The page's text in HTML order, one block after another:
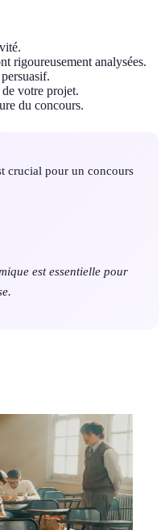
rigoureusement analysées.
votre projet.
du concours.
crucial pour un concours
est essentielle pour